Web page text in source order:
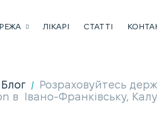
ЛІКАРІ СТАТТІ
Блог / Розраховуйтесь
в Івано-Франківську,